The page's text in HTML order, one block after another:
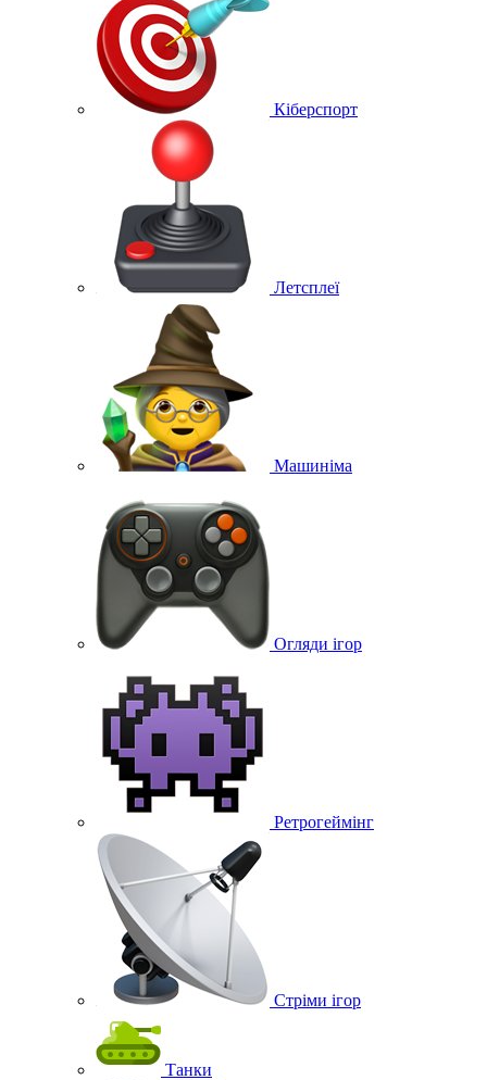
Кіберспорт
Летсплеї
Машиніма
Огляди ігор
Ретрогеймінг
Стріми ігор
Танки